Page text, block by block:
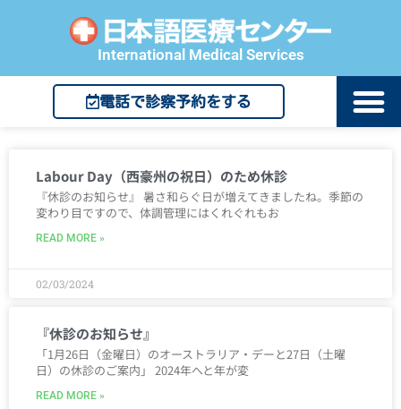
International Medical Services
電話で診察予約をする
Labour Day（西豪州の祝日）のため休診
『休診のお知らせ』 暑さ和らぐ日が増えてきましたね。季節の
変わり目ですので、体調管理にはくれぐれもお
READ MORE »
02/03/2024
『休診のお知らせ』
「1月26日（金曜日）のオーストラリア・デーと27日（土曜
日）の休診のご案内」 2024年へと年が変
READ MORE »